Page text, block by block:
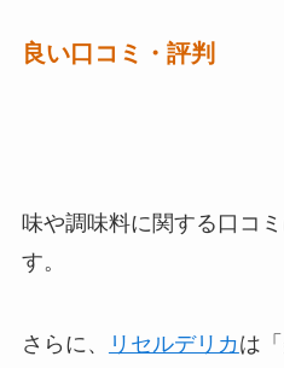
良い口コミ・評判
味や調味料に関する口コ
す。
さらに、 リセルデリカは